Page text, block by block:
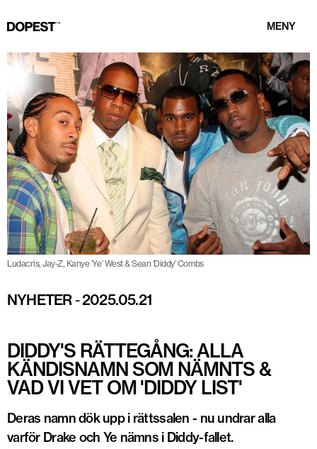
MENY
Ludacris, Jay-Z, Kanye ’Ye’ West & Sean ’Diddy’ Combs
NYHETER-2025.05.21
DIDDY'S RÄTTEGÅNG: ALLA
KÄNDISNAMN SOM NÄMNTS &
VAD VI VET OM 'DIDDY LIST'
Deras namn dök upp i rättssalen - nu undrar alla
varför Drake och Ye nämns i Diddy-fallet.